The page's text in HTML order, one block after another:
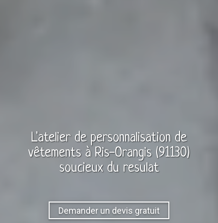
L'atelier de personnalisation de
vêtements à Ris-Orangis (91130)
soucieux du resulat
Demander un devis gratuit